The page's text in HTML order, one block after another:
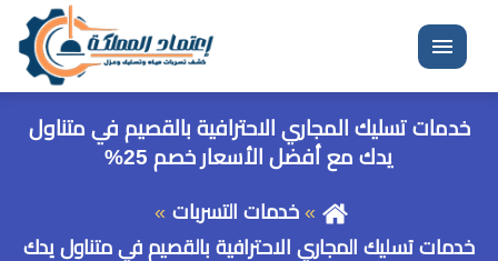
القائمة
خدمات تسليك المجاري الاحترافية بالقصيم في متناول
يدك مع أفضل الأسعار خصم 25%
خدمات التسربات
خدمات تسليك المجاري الاحترافية بالقصيم في متناول يدك